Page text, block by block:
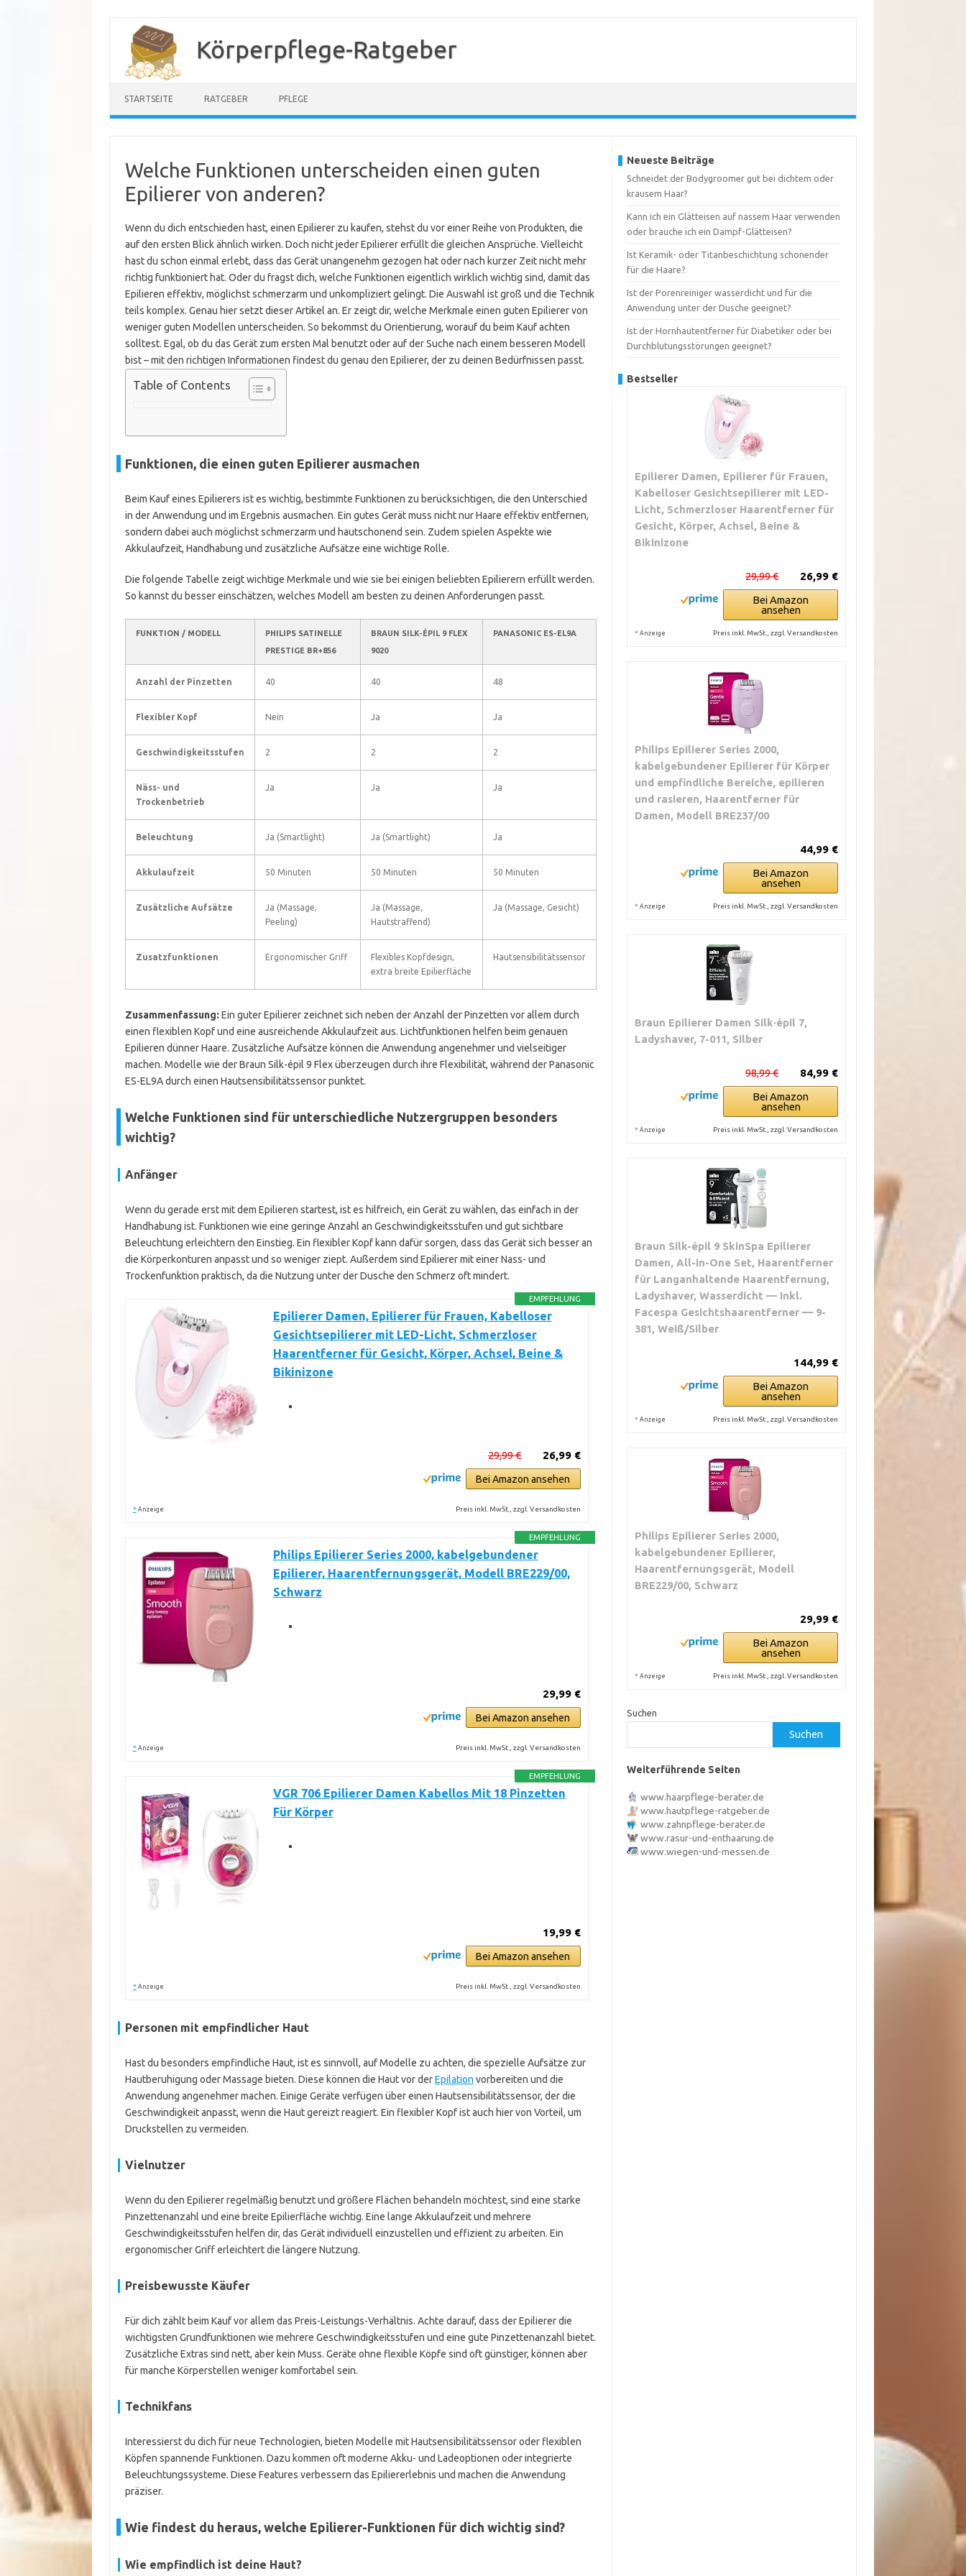
Inhalt
springen
Körperpflege-Ratgeber
STARTSEITE RATGEBER PFLEGE
Welche Funktionen unterscheiden einen guten
Epilierer von anderen?
Wenn du dich entschieden hast, einen Epilierer zu kaufen, stehst du vor einer Reihe von Produkten, die
auf den ersten Blick ähnlich wirken. Doch nicht jeder Epilierer erfüllt die gleichen Ansprüche. Vielleicht
hast du schon einmal erlebt, dass das Gerät unangenehm gezogen hat oder nach kurzer Zeit nicht mehr
richtig funktioniert hat. Oder du fragst dich, welche Funktionen eigentlich wirklich wichtig sind, damit das
Epilieren effektiv, möglichst schmerzarm und unkompliziert gelingt. Die Auswahl ist groß und die Technik
teils komplex. Genau hier setzt dieser Artikel an. Er zeigt dir, welche Merkmale einen guten Epilierer von
weniger guten Modellen unterscheiden. So bekommst du Orientierung, worauf du beim Kauf achten
solltest. Egal, ob du das Gerät zum ersten Mal benutzt oder auf der Suche nach einem besseren Modell
bist – mit den richtigen Informationen findest du genau den Epilierer, der zu deinen Bedürfnissen passt.
Table of Contents
Funktionen, die einen guten Epilierer ausmachen
Beim Kauf eines Epilierers ist es wichtig, bestimmte Funktionen zu berücksichtigen, die den Unterschied
in der Anwendung und im Ergebnis ausmachen. Ein gutes Gerät muss nicht nur Haare effektiv entfernen,
sondern dabei auch möglichst schmerzarm und hautschonend sein. Zudem spielen Aspekte wie
Akkulaufzeit, Handhabung und zusätzliche Aufsätze eine wichtige Rolle.
Die folgende Tabelle zeigt wichtige Merkmale und wie sie bei einigen beliebten Epilierern erfüllt werden.
So kannst du besser einschätzen, welches Modell am besten zu deinen Anforderungen passt.
FUNKTION / MODELL
PHILIPS SATINELLE
PRESTIGE BR+856
BRAUN SILK-ÉPIL 9 FLEX
9020
PANASONIC ES-EL9A
Anzahl der Pinzetten 40 40 48
Flexibler Kopf Nein Ja Ja
Geschwindigkeitsstufen 2 2 2
Näss- und
Trockenbetrieb
Ja Ja Ja
Beleuchtung Ja (Smartlight) Ja (Smartlight) Ja
Akkulaufzeit 50 Minuten 50 Minuten 50 Minuten
Zusätzliche Aufsätze
Ja (Massage,
Peeling)
Ja (Massage,
Hautstraffend)
Ja (Massage, Gesicht)
Zusatzfunktionen Ergonomischer Griff
Flexibles Kopfdesign,
extra breite Epilierfläche
Hautsensibilitätssensor
Zusammenfassung: Ein guter Epilierer zeichnet sich neben der Anzahl der Pinzetten vor allem durch
einen flexiblen Kopf und eine ausreichende Akkulaufzeit aus. Lichtfunktionen helfen beim genauen
Epilieren dünner Haare. Zusätzliche Aufsätze können die Anwendung angenehmer und vielseitiger
machen. Modelle wie der Braun Silk-épil 9 Flex überzeugen durch ihre Flexibilität, während der Panasonic
ES-EL9A durch einen Hautsensibilitätssensor punktet.
Welche Funktionen sind für unterschiedliche Nutzergruppen besonders
wichtig?
Anfänger
Wenn du gerade erst mit dem Epilieren startest, ist es hilfreich, ein Gerät zu wählen, das einfach in der
Handhabung ist. Funktionen wie eine geringe Anzahl an Geschwindigkeitsstufen und gut sichtbare
Beleuchtung erleichtern den Einstieg. Ein flexibler Kopf kann dafür sorgen, dass das Gerät sich besser an
die Körperkonturen anpasst und so weniger ziept. Außerdem sind Epilierer mit einer Nass- und
Trockenfunktion praktisch, da die Nutzung unter der Dusche den Schmerz oft mindert.
EMPFEHLUNG
Epilierer Damen, Epilierer für Frauen, Kabelloser
Gesichtsepilierer mit LED-Licht, Schmerzloser
Haarentferner für Gesicht, Körper, Achsel, Beine &
Bikinizone
26,99 €
29,99 €
Bei Amazon ansehen
* Anzeige Preis inkl. MwSt., zzgl. Versandkosten
EMPFEHLUNG
Philips Epilierer Series 2000, kabelgebundener
Epilierer, Haarentfernungsgerät, Modell BRE229/00,
Schwarz
29,99 €
Bei Amazon ansehen
* Anzeige Preis inkl. MwSt., zzgl. Versandkosten
EMPFEHLUNG
VGR 706 Epilierer Damen Kabellos Mit 18 Pinzetten
Für Körper
19,99 €
Bei Amazon ansehen
* Anzeige Preis inkl. MwSt., zzgl. Versandkosten
Personen mit empfindlicher Haut
Hast du besonders empfindliche Haut, ist es sinnvoll, auf Modelle zu achten, die spezielle Aufsätze zur
Hautberuhigung oder Massage bieten. Diese können die Haut vor derEpilation vorbereiten und die
Anwendung angenehmer machen. Einige Geräte verfügen über einen Hautsensibilitätssensor, der die
Geschwindigkeit anpasst, wenn die Haut gereizt reagiert. Ein flexibler Kopf ist auch hier von Vorteil, um
Druckstellen zu vermeiden.
Vielnutzer
Wenn du den Epilierer regelmäßig benutzt und größere Flächen behandeln möchtest, sind eine starke
Pinzettenanzahl und eine breite Epilierfläche wichtig. Eine lange Akkulaufzeit und mehrere
Geschwindigkeitsstufen helfen dir, das Gerät individuell einzustellen und effizient zu arbeiten. Ein
ergonomischer Griff erleichtert die längere Nutzung.
Preisbewusste Käufer
Für dich zählt beim Kauf vor allem das Preis-Leistungs-Verhältnis. Achte darauf, dass der Epilierer die
wichtigsten Grundfunktionen wie mehrere Geschwindigkeitsstufen und eine gute Pinzettenanzahl bietet.
Zusätzliche Extras sind nett, aber kein Muss. Geräte ohne flexible Köpfe sind oft günstiger, können aber
für manche Körperstellen weniger komfortabel sein.
Technikfans
Interessierst du dich für neue Technologien, bieten Modelle mit Hautsensibilitätssensor oder flexiblen
Köpfen spannende Funktionen. Dazu kommen oft moderne Akku- und Ladeoptionen oder integrierte
Beleuchtungssysteme. Diese Features verbessern das Epiliererlebnis und machen die Anwendung
präziser.
Wie findest du heraus, welche Epilierer-Funktionen für dich wichtig sind?
Wie empfindlich ist deine Haut?
Neueste Beiträge
Schneidet der Bodygroomer gut bei dichtem oder
krausem Haar?
Kann ich ein Glätteisen auf nassem Haar verwenden
oder brauche ich ein Dampf-Glätteisen?
Ist Keramik- oder Titanbeschichtung schonender
für die Haare?
Ist der Porenreiniger wasserdicht und für die
Anwendung unter der Dusche geeignet?
Ist der Hornhautentferner für Diabetiker oder bei
Durchblutungsstörungen geeignet?
Bestseller
Epilierer Damen, Epilierer für Frauen,
Kabelloser Gesichtsepilierer mit LED-
Licht, Schmerzloser Haarentferner für
Gesicht, Körper, Achsel, Beine &
Bikinizone
26,99 €
29,99 €
Bei Amazon
ansehen
* Anzeige Preis inkl. MwSt., zzgl. Versandkosten
Philips Epilierer Series 2000,
kabelgebundener Epilierer für Körper
und empfindliche Bereiche, epilieren
und rasieren, Haarentferner für
Damen, Modell BRE237/00
44,99 €
Bei Amazon
ansehen
* Anzeige Preis inkl. MwSt., zzgl. Versandkosten
Braun Epilierer Damen Silk·épil 7,
Ladyshaver, 7-011, Silber
84,99 €
98,99 €
Bei Amazon
ansehen
* Anzeige Preis inkl. MwSt., zzgl. Versandkosten
Braun Silk-épil 9 SkinSpa Epilierer
Damen, All-in-One Set, Haarentferner
für Langanhaltende Haarentfernung,
Ladyshaver, Wasserdicht — Inkl.
Facespa Gesichtshaarentferner — 9-
381, Weiß/Silber
144,99 €
Bei Amazon
ansehen
* Anzeige Preis inkl. MwSt., zzgl. Versandkosten
Philips Epilierer Series 2000,
kabelgebundener Epilierer,
Haarentfernungsgerät, Modell
BRE229/00, Schwarz
29,99 €
Bei Amazon
ansehen
* Anzeige Preis inkl. MwSt., zzgl. Versandkosten
Suchen
Suchen
Weiterführende Seiten
www.haarpflege-berater.de
www.hautpflege-ratgeber.de
www.zahnpflege-berater.de
www.rasur-und-enthaarung.de
www.wiegen-und-messen.de